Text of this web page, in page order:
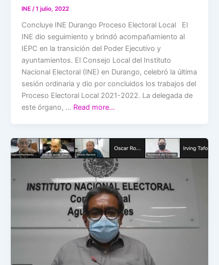
INE/1 julio, 2022
Concluye INE Durango Proceso Electoral Local El
INE dio seguimiento y brindó acompañamiento al
IEPC en la transición del Poder Ejecutivo y
ayuntamientos. El Consejo Local del Instituto
Nacional Electoral (INE) en Durango, celebró la última
sesión ordinaria y dio por concluidos los trabajos del
Proceso Electoral Local 2021-2022. La delegada de
este órgano, … Read more…